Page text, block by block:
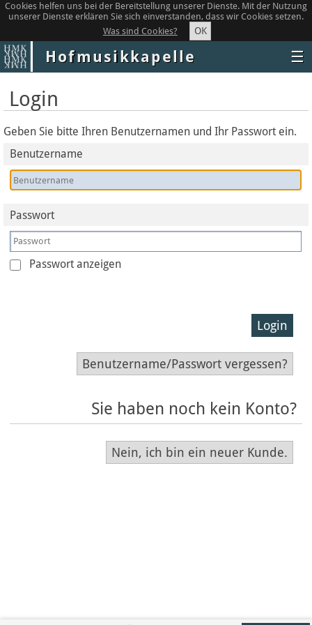
Cookies helfen uns bei der Bereitstellung unserer Dienste. Mit der Nutzung
unserer Dienste erklären Sie sich einverstanden, dass wir Cookies setzen.
Was sind Cookies?
OK
Hofmusikkapelle ☰
Login
Geben Sie bitte Ihren Benutzernamen und Ihr Passwort ein.
Benutzername
Passwort
Passwort anzeigen
Login
Benutzername/Passwort vergessen?
Sie haben noch kein Konto?
Nein, ich bin ein neuer Kunde.